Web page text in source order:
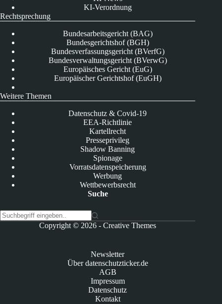
KI-Verordnung
Rechtsprechung
Bundesarbeitsgericht (BAG)
Bundesgerichtshof (BGH)
Bundesverfassungsgericht (BVerfG)
Bundesverwaltungsgericht (BVerwG)
Europäisches Gericht (EuG)
Europäischer Gerichtshof (EuGH)
Weitere Themen
Datenschutz & Covid-19
EEA-Richtlinie
Kartellrecht
Presseprivileg
Shadow Banning
Spionage
Vorratsdatenspeicherung
Werbung
Wettbewerbsrecht
Suche
Copyright © 2026 -Creative Themes
Newsletter
Über datenschutzticker.de
AGB
Impressum
Datenschutz
Kontakt